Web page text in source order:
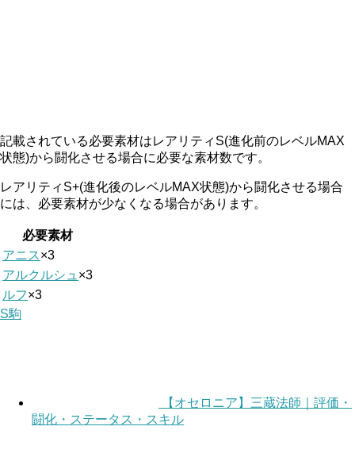
記載されている必要素材はレアリティS(進化前のレベルMAX
状態)から闘化させる場合に必要な素材数です。
レアリティS+(進化後のレベルMAX状態)から闘化させる場合
には、必要素材が少なくなる場合があります。
必要素材
アニス×3
アルクルシュ ×3
ルフ×3
S駒
【オセロニア】三蔵法師｜評価・
闘化・ステータス・スキル